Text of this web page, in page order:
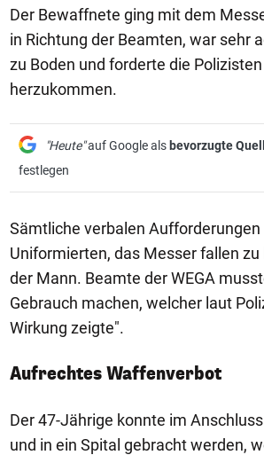
Der Bewaffnete ging mit dem
in Richtung der Beamten, war sehr
zu Boden und forderte die
herzukommen.
"Heute"auf Google als bevorzugte
festlegen
Sämtliche verbalen Aufforderungen
Uniformierten, das Messer fallen
der Mann. Beamte der WEGA
Gebrauch machen, welcher laut
Wirkung zeigte".
Aufrechtes Waffenverbot
Der 47-Jährige konnte im
und in ein Spital gebracht werden,